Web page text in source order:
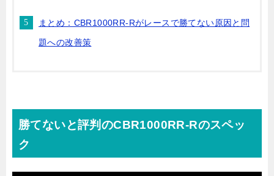
まとめ：CBR1000RR-Rがレースで勝てない原因と問
題への改善策
勝てないと評判のCBR1000RR-Rのスペッ
ク